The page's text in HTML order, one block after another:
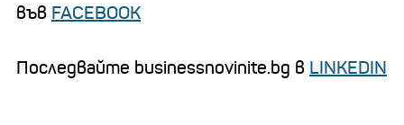
във FACEBOOK
Последвайте businessnovinite.bg в LINKEDIN